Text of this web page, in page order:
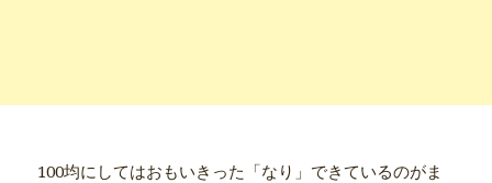
100均にしてはおもいきった「なり」できているのがま